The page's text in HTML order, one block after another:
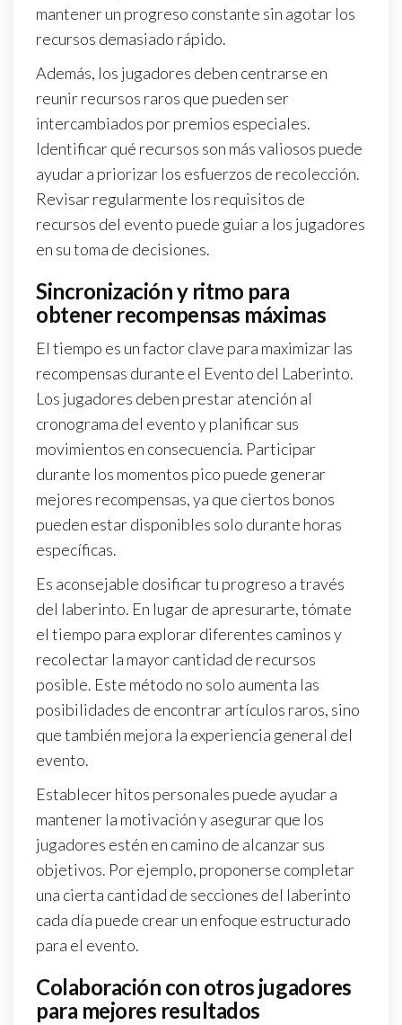
mantener un progreso constante sin agotar los
recursos demasiado rápido.
Además, los jugadores deben centrarse en
reunir recursos raros que pueden ser
intercambiados por premios especiales.
Identificar qué recursos son más valiosos puede
ayudar a priorizar los esfuerzos de recolección.
Revisar regularmente los requisitos de
recursos del evento puede guiar a los jugadores
en su toma de decisiones.
Sincronización y ritmo para
obtener recompensas máximas
El tiempo es un factor clave para maximizar las
recompensas durante el Evento del Laberinto.
Los jugadores deben prestar atención al
cronograma del evento y planificar sus
movimientos en consecuencia. Participar
durante los momentos pico puede generar
mejores recompensas, ya que ciertos bonos
pueden estar disponibles solo durante horas
específicas.
Es aconsejable dosificar tu progreso a través
del laberinto. En lugar de apresurarte, tómate
el tiempo para explorar diferentes caminos y
recolectar la mayor cantidad de recursos
posible. Este método no solo aumenta las
posibilidades de encontrar artículos raros, sino
que también mejora la experiencia general del
evento.
Establecer hitos personales puede ayudar a
mantener la motivación y asegurar que los
jugadores estén en camino de alcanzar sus
objetivos. Por ejemplo, proponerse completar
una cierta cantidad de secciones del laberinto
cada día puede crear un enfoque estructurado
para el evento.
Colaboración con otros jugadores
para mejores resultados